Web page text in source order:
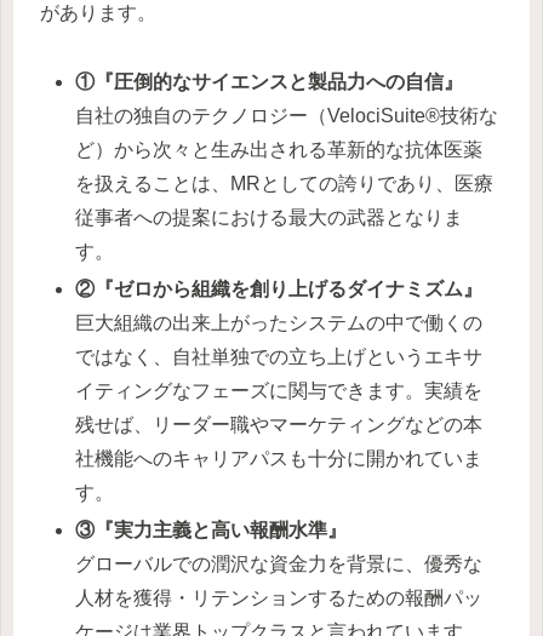
があります。
①『圧倒的なサイエンスと製品力への自信』
自社の独自のテクノロジー（VelociSuite®技術な
ど）から次々と生み出される革新的な抗体医薬
を扱えることは、MRとしての誇りであり、医療
従事者への提案における最大の武器となりま
す。
②『ゼロから組織を創り上げるダイナミズム』
巨大組織の出来上がったシステムの中で働くの
ではなく、自社単独での立ち上げというエキサ
イティングなフェーズに関与できます。実績を
残せば、リーダー職やマーケティングなどの本
社機能へのキャリアパスも十分に開かれていま
す。
③『実力主義と高い報酬水準』
グローバルでの潤沢な資金力を背景に、優秀な
人材を獲得・リテンションするための報酬パッ
ケージは業界トップクラスと言われています。